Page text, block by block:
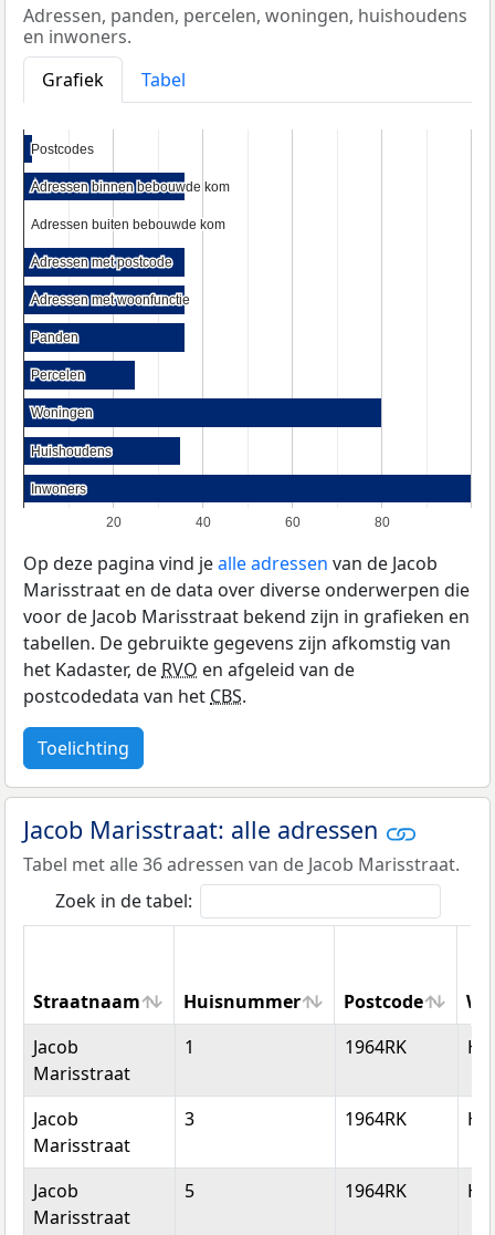
Adressen, panden, percelen, woningen, huishoudens
en inwoners.
Grafiek
Tabel
20 40 60 80
Postcodes
Postcodes
Adressen binnen bebouwde kom
Adressen binnen bebouwde kom
Adressen buiten bebouwde kom
Adressen buiten bebouwde kom
Adressen met postcode
Adressen met postcode
Adressen met woonfunctie
Adressen met woonfunctie
Panden
Panden
Percelen
Percelen
Woningen
Woningen
Huishoudens
Huishoudens
Inwoners
Inwoners
Op deze pagina vind jealle adressen van de Jacob
Marisstraat en de data over diverse onderwerpen die
voor de Jacob Marisstraat bekend zijn in grafieken en
tabellen. De gebruikte gegevens zijn afkomstig van
het Kadaster, deRVO en afgeleid van de
postcodedata van hetCBS.
Toelichting
Jacob Marisstraat: alle adressen
Tabel met alle 36 adressen van de Jacob Marisstraat.
Zoek in de tabel:
Straatnaam Huisnummer Postcode
Straatnaam
Huisnummer Postcode
Jacob
Marisstraat
1 1964RK
Jacob
Marisstraat
3 1964RK
Jacob
Marisstraat
5 1964RK